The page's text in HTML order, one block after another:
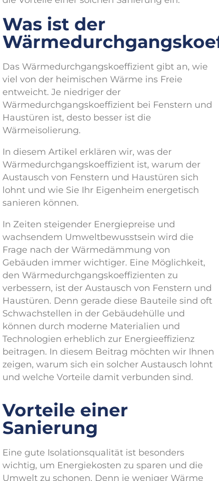
Was ist der
Das Wärmedurchgangskoeffizient gibt an, wie
viel von der heimischen Wärme ins Freie
entweicht. Je niedriger der
Wärmedurchgangskoeffizient bei Fenstern und
Haustüren ist, desto besser ist die
Wärmeisolierung.
In diesem Artikel erklären wir, was der
Wärmedurchgangskoeffizient ist, warum der
Austausch von Fenstern und Haustüren sich
lohnt und wie Sie Ihr Eigenheim energetisch
sanieren können.
In Zeiten steigender Energiepreise und
wachsendem Umweltbewusstsein wird die
Frage nach der Wärmedämmung von
Gebäuden immer wichtiger. Eine Möglichkeit,
den Wärmedurchgangskoeffizienten zu
verbessern, ist der Austausch von Fenstern und
Haustüren. Denn gerade diese Bauteile sind oft
Schwachstellen in der Gebäudehülle und
können durch moderne Materialien und
Technologien erheblich zur Energieeffizienz
beitragen. In diesem Beitrag möchten wir Ihnen
zeigen, warum sich ein solcher Austausch lohnt
und welche Vorteile damit verbunden sind.
Vorteile einer
Sanierung
Eine gute Isolationsqualität ist besonders
wichtig, um Energiekosten zu sparen und die
Umwelt zu schonen. Denn je weniger Wärme